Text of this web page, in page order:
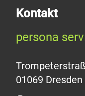
Kontakt
persona